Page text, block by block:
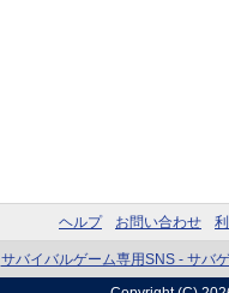
ヘルプ お問い合わせ
サバイバルゲーム専用SNS - サバ